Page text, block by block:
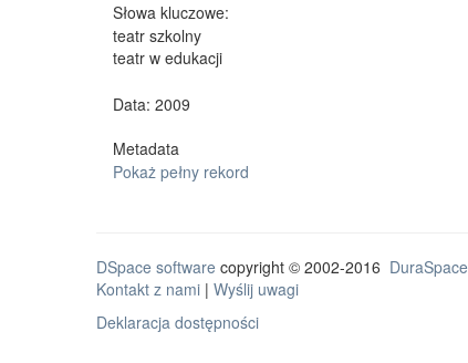
Słowa kluczowe:
teatr szkolny
teatr w edukacji
Data: 2009
Metadata
Pokaż pełny rekord
DSpace software copyright © 2002-2016 DuraSpace
Kontakt z nami | Wyślij uwagi
Deklaracja dostępności